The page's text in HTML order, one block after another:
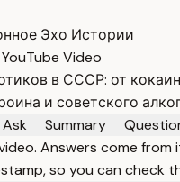
Эхо Истории
Video
в СССР: от
и советского
Ask Summary
Answers come
so you can check